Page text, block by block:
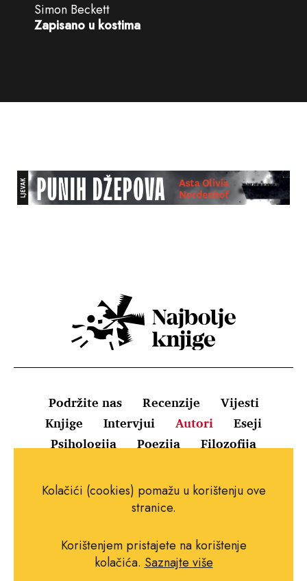
Simon Beckett
Zapisano u kostima
Podržite nas Recenzije
Vijesti
Knjige
Intervjui Autori
Eseji
Psihologija
Poezija Filozofija
Uvjeti korištenja
Pravila o kolačićima
Impressum
Kolačići (cookies) pomažu u korištenju ove
stranice.
Korištenjem pristajete na korištenje
kolačića. Saznajte više